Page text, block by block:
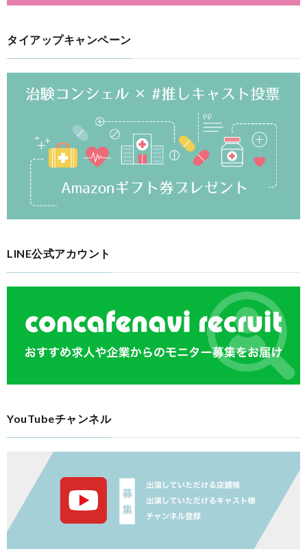
タイアップキャンペーン
LINE公式アカウント
YouTubeチャンネル